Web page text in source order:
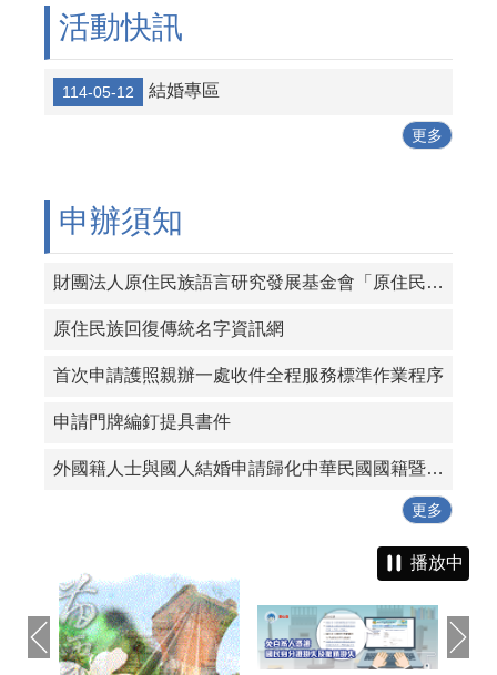
活動快訊
114-05-12 結婚專區
更多
申辦須知
財團法人原住民族語言研究發展基金會「原住民族人名資料庫」
原住民族回復傳統名字資訊網
首次申請護照親辦一處收件全程服務標準作業程序
申請門牌編釘提具書件
外國籍人士與國人結婚申請歸化中華民國國籍暨戶籍登記流程表
更多
播放中